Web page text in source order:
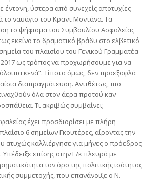
έντονη, ύστερα από συνεχείς αποτυχίες
το ναυάγιο του Κραντ Μοντάνα. Τα
το ψήφισμα του Συμβουλίου Ασφαλείας
εκείνο το δραματικό βράδυ στο ελβετικό
του πλαισίου του Γενικού Γραμματέα
2017 ως τρόπος να προχωρήσουμε για να
κενά”. Τίποτα όμως, δεν προεξοφλά
διαπραγμάτευση. Αντιθέτως, πιο
όλα στον άερα προτού καν
Τι ακριβώς συμβαίνει;
έχει προσδιορίσει με πλήρη
6 σημείων Γκουτέρες, αίροντας την
ατυχώς καλλιέργησε για μήνες ο πρόεδρος
Υπέδειξε επίσης στην Ε/κ πλευρά με
τον όρο της πολιτικής ισότητας
συμμετοχής, που επανάνοιξε ο Ν.